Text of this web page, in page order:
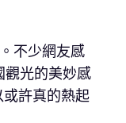
不少網友感
觀光的美妙感
許真的熱起